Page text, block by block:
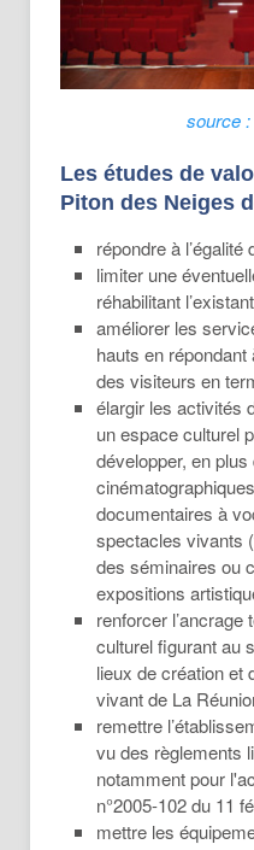
source :
Les études de
Piton des Neiges
répondre à l’égalité
limiter une
réhabilitant
améliorer les
hauts en
des visiteurs en
élargir les activités
un espace culturel
développer, en
documentaires à
spectacles vivants
des séminaires ou
expositions
renforcer
culturel figurant au
lieux de création et
vivant de La
remettre
vu des règlements
notamment pour
n°2005-102 du 11
mettre les